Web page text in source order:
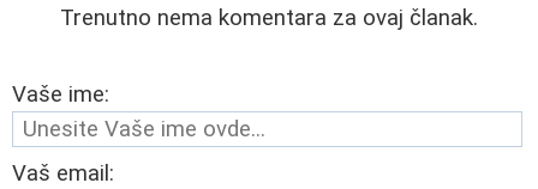
Trenutno nema komentara za ovaj članak.
Vaše ime:
Vaš email: